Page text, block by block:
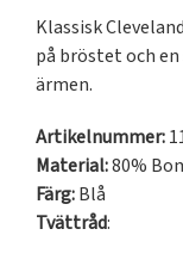
Klassisk
på bröstet och
ärmen.
Artikelnummer:
Material:80%
Färg:Blå
Tvättråd: